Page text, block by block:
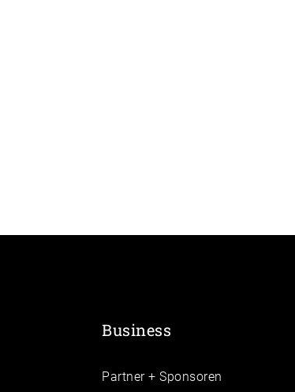
Business
Partner + Sponsoren